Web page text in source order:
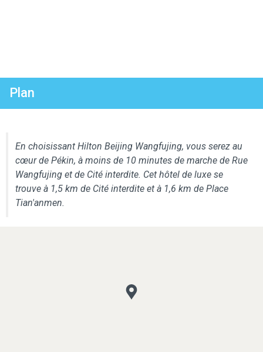
Plan
En choisissant Hilton Beijing Wangfujing, vous serez au
cœur de Pékin, à moins de 10 minutes de marche de Rue
Wangfujing et de Cité interdite. Cet hôtel de luxe se
trouve à 1,5 km de Cité interdite et à 1,6 km de Place
Tian'anmen.